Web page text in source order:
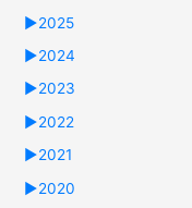
►2025
►2024
►2023
►2022
►2021
►2020